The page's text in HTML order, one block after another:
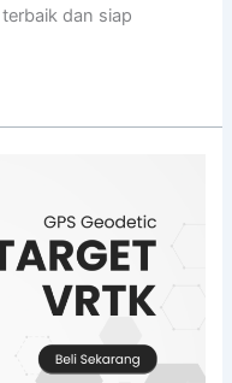
dan siap